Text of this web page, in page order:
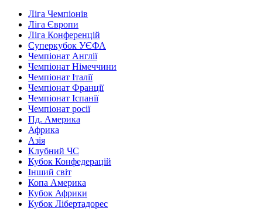
Ліга Чемпіонів
Ліга Європи
Ліга Конференцій
Суперкубок УЄФА
Чемпіонат Англії
Чемпіонат Німеччини
Чемпіонат Італії
Чемпіонат Франції
Чемпіонат Іспанії
Чемпіонат росії
Пд. Америка
Африка
Азія
Клубний ЧС
Кубок Конфедерацій
Інший світ
Копа Америка
Кубок Африки
Кубок Лібертадорес